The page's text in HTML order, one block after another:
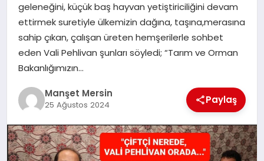
KÜLTÜR SANAT
MAGAZİN
SAĞLIK
SİYASET
geleneğini, küçük baş hayvan yetiştiriciliğini devam
ettirmek suretiyle ülkemizin dağına, taşına,merasına
sahip çıkan, çalışan üreten hemşerilerle sohbet
eden Vali Pehlivan şunları söyledi; “Tarım ve Orman
Bakanlığımızın…
Manşet Mersin
25 Ağustos 2024 Paylaş